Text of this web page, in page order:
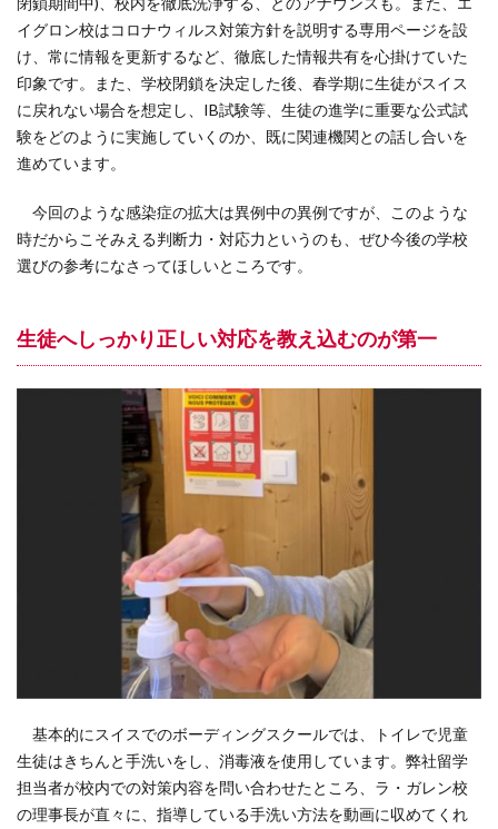
イグロン校はコロナウィルス対策方針を説明する専用ページを設
け、常に情報を更新するなど、徹底した情報共有を心掛けていた
印象です。また、学校閉鎖を決定した後、春学期に生徒がスイス
に戻れない場合を想定し、IB試験等、生徒の進学に重要な公式試
験をどのように実施していくのか、既に関連機関との話し合いを
進めています。
今回のような感染症の拡大は異例中の異例ですが、このような
時だからこそみえる判断力・対応力というのも、ぜひ今後の学校
選びの参考になさってほしいところです。
生徒へしっかり正しい対応を教え込むのが第一
基本的にスイスでのボーディングスクールでは、トイレで児童
生徒はきちんと手洗いをし、消毒液を使用しています。弊社留学
担当者が校内での対策内容を問い合わせたところ、ラ・ガレン校
の理事長が直々に、指導している手洗い方法を動画に収めてくれ